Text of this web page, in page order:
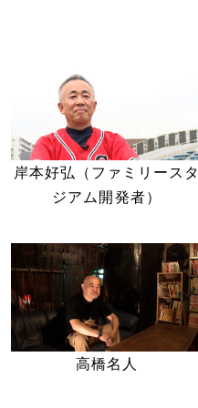
岸本好弘（ファミリースタ
ジアム開発者）
高橋名人